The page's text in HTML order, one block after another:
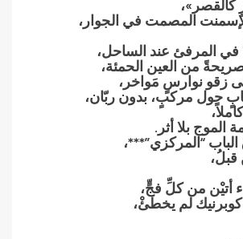
كالقصر»،
المصمت في الجوار،
في المرفئ عند الساحل،
من العين الحمئة،
زقو نوارسٍ مَواخر،
حول مركبٍ، بدون ربّان،
الموج بلا أثر.
الباب “المركزي”***،
أتيْن من كلِّ فجٍّ،
كوبرنيك لم يخطئْ،